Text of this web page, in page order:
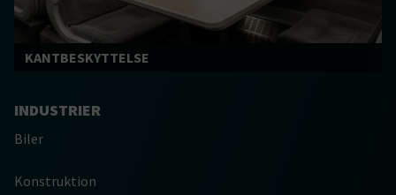
INDUSTRIER
Biler
Konstruktion
KANTBESKYTTELSE